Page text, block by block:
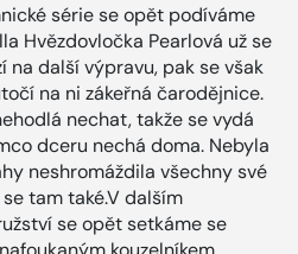
série se opět podíváme
Hvězdovločka Pearlová už se
na další výpravu, pak se však
na ni zákeřná čarodějnice.
nechat, takže se vydá
dceru nechá doma. Nebyla
neshromáždila všechny své
tam také.V dalším
se opět setkáme se